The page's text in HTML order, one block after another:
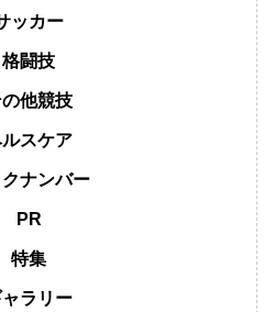
ッカー
格闘技
の他競技
スケア
ナンバー
PR
特集
ャラリー